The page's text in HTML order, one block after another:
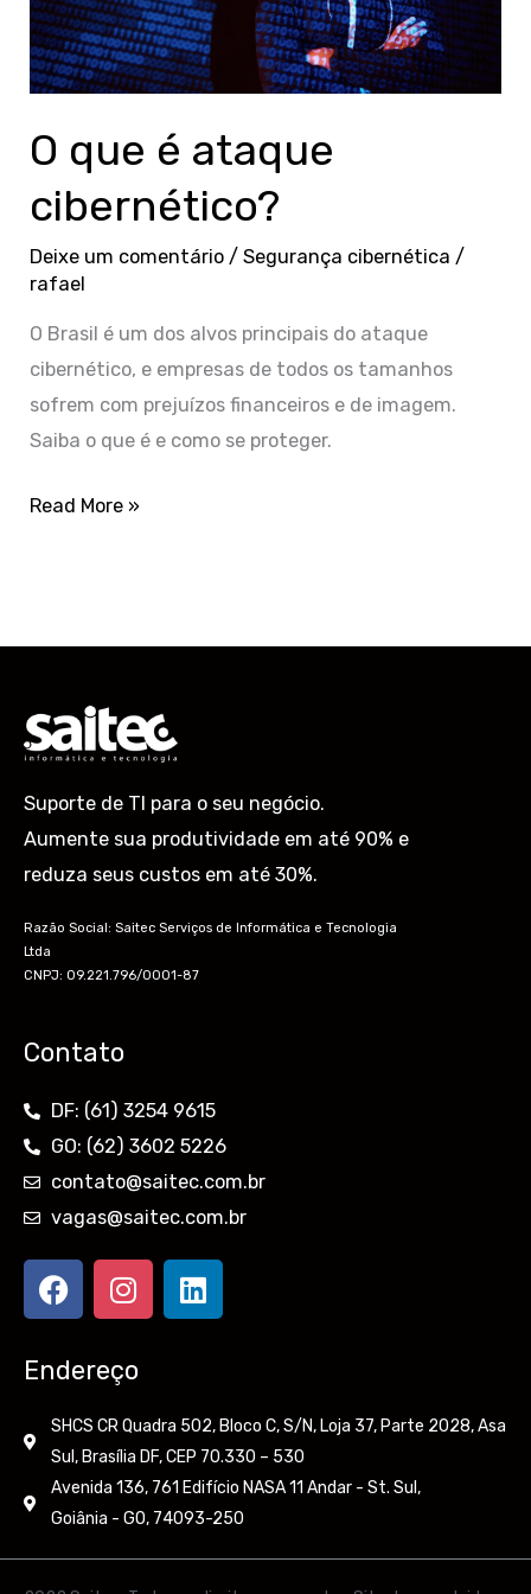
O que é ataque
cibernético?
Deixe um comentário /Segurança cibernética /
rafael
O Brasil é um dos alvos principais do ataque
cibernético, e empresas de todos os tamanhos
sofrem com prejuízos financeiros e de imagem.
Saiba o que é e como se proteger.
Read More »
Suporte de TI para o seu negócio.
Aumente sua produtividade em até 90% e
reduza seus custos em até 30%.
Razão Social: Saitec Serviços de Informática e Tecnologia
Ltda
CNPJ: 09.221.796/0001-87
Contato
DF: (61) 3254 9615
GO: (62) 3602 5226
contato@saitec.com.br
vagas@saitec.com.br
F
a
e
o
o
k
I
n
t
g
r
a
m
L
i
d
i
n
Endereço
SHCS CR Quadra 502, Bloco C, S/N, Loja 37, Parte 2028, Asa
Sul, Brasília DF, CEP 70.330 – 530
Avenida 136, 761 Edifício NASA 11 Andar - St. Sul,
Goiânia - GO, 74093-250